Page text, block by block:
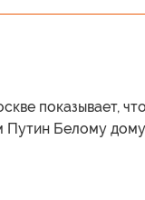
показывает,
Путин Белому дому